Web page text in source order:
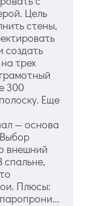
Цель
стены,
создать
трех
300
Еще
— основа
внешний
спальне,
Плюсы: